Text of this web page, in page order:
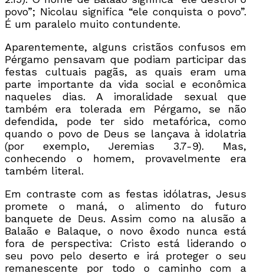
povo”; Nicolau significa “ele conquista o povo”.
É um paralelo muito contundente.
Aparentemente, alguns cristãos confusos em
Pérgamo pensavam que podiam participar das
festas cultuais pagãs, as quais eram uma
parte importante da vida social e econômica
naqueles dias. A imoralidade sexual que
também era tolerada em Pérgamo, se não
defendida, pode ter sido metafórica, como
quando o povo de Deus se lançava à idolatria
(por exemplo, Jeremias 3.7-9). Mas,
conhecendo o homem, provavelmente era
também literal.
Em contraste com as festas idólatras, Jesus
promete o maná, o alimento do futuro
banquete de Deus. Assim como na alusão a
Balaão e Balaque, o novo êxodo nunca está
fora de perspectiva: Cristo está liderando o
seu povo pelo deserto e irá proteger o seu
remanescente por todo o caminho com a